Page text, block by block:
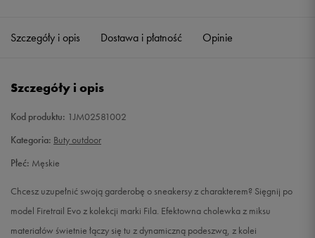
Szczegóły i opis Dostawa i płatność Opinie
Szczegóły i opis
Kod produktu: 1JM02581002
Kategoria: Buty outdoor
Płeć: Męskie
Chcesz uzupełnić swoją garderobę o sneakersy z charakterem? Sięgnij po
model Firetrail Evo z kolekcji marki Fila. Efektowna cholewka z miksu
materiałów świetnie łączy się tu z dynamiczną podeszwą, z kolei